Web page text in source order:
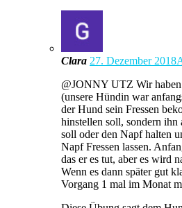
Clara 27. Dezember 2018
@JONNY UTZ Wir
(unsere Hündin war
der Hund sein Fressen
hinstellen soll, sondern ihn
soll oder den Napf halten
Napf Fressen lassen.
das er es tut, aber es wird
Wenn es dann später gut
Vorgang 1 mal im Monat